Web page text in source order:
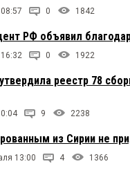
0 1842
РФ объявил
0 1922
реестр 78
9 2238
из Сирии не
13:00 4 1366